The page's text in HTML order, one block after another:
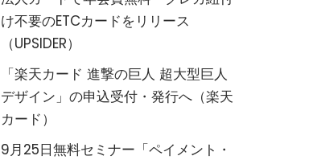
け不要のETCカードをリリース
（UPSIDER）
「楽天カード 進撃の巨人 超大型巨人
デザイン」の申込受付・発行へ（楽天
カード）
9月25日無料セミナー「ペイメント・